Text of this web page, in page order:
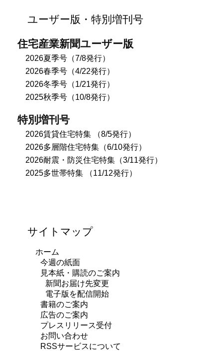
ユーザー版・特別増刊号
住宅産業新聞ユーザー版
2026夏季号（7/8発行）
2026春季号（4/22発行）
2026冬季号（1/21発行）
2025秋季号（10/8発行）
特別増刊号
2026賃貸住宅特集 （8/5発行）
2026多層階住宅特集（6/10発行）
2026耐震・防災住宅特集（3/11発行）
2025多世帯特集 （11/12発行）
サイトマップ
ホーム
今週の紙面
見本紙・購読のご案内
新聞お届け先変更
電子版を配信開始
書籍のご案内
広告のご案内
プレスリリース受付
お問い合わせ
RSSサービスについて